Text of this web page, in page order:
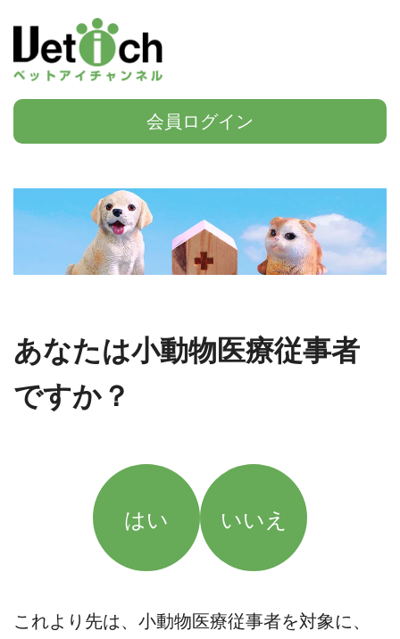
会員ログイン
あなたは小動物医療従事者
ですか？
はい いいえ
これより先は、小動物医療従事者を対象に、